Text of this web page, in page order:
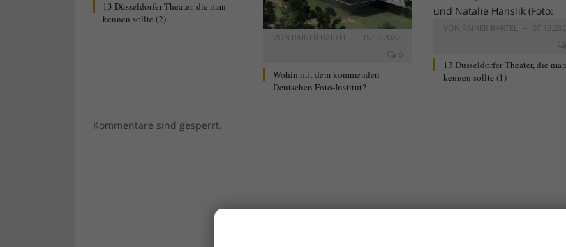
13 Düsseldorfer Theater, die man
kennen sollte (2)
VON RAINER BARTEL
15.12.2022
0
Wohin mit dem kommenden
Deutschen Foto-Institut?
VON RAINER BARTEL
13 Düsseldorfer Theater, die man
kennen sollte (1)
Kommentare sind gesperrt.